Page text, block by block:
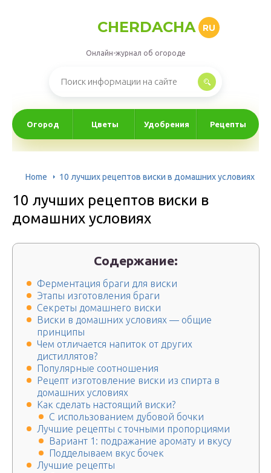
CHERDACHA RU
Онлайн-журнал об огороде
Огород Цветы Удобрения Рецепты
Home 10 лучших рецептов виски в домашних условиях
10 лучших рецептов виски в
домашних условиях
Содержание:
Ферментация браги для виски
Этапы изготовления браги
Секреты домашнего виски
Виски в домашних условиях — общие
принципы
Чем отличается напиток от других
дистиллятов?
Популярные соотношения
Рецепт изготовление виски из спирта в
домашних условиях
Как сделать настоящий виски?
С использованием дубовой бочки
Лучшие рецепты с точными пропорциями
Вариант 1: подражание аромату и вкусу
Подделываем вкус бочек
Лучшие рецепты